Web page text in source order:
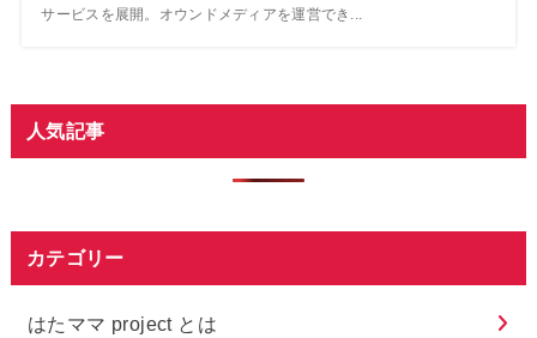
サービスを展開。オウンドメディアを運営でき...
人気記事
カテゴリー
はたママ project とは